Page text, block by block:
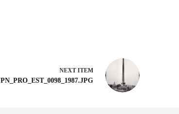
NEXT ITEM
PN_PRO_EST_0098_1987.JPG